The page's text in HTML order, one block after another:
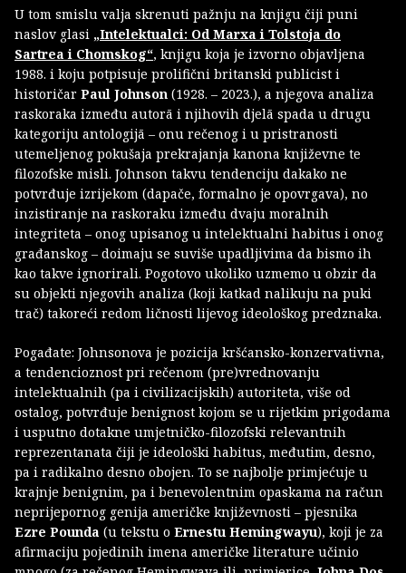
U tom smislu valja skrenuti pažnju na knjigu čiji puni
naslov glasi „Intelektualci: Od Marxa i Tolstoja do
Sartrea i Chomskog“, knjigu koja je izvorno objavljena
1988. i koju potpisuje prolifični britanski publicist i
historičar Paul Johnson (1928. – 2023.), a njegova analiza
raskoraka između autorā i njihovih djelā spada u drugu
kategoriju antologijā – onu rečenog i u pristranosti
utemeljenog pokušaja prekrajanja kanona književne te
filozofske misli. Johnson takvu tendenciju dakako ne
potvrđuje izrijekom (dapače, formalno je opovrgava), no
inzistiranje na raskoraku između dvaju moralnih
integriteta – onog upisanog u intelektualni habitus i onog
građanskog – doimaju se suviše upadljivima da bismo ih
kao takve ignorirali. Pogotovo ukoliko uzmemo u obzir da
su objekti njegovih analiza (koji katkad nalikuju na puki
trač) takoreći redom ličnosti lijevog ideološkog predznaka.
Pogađate: Johnsonova je pozicija kršćansko-konzervativna,
a tendencioznost pri rečenom (pre)vrednovanju
intelektualnih (pa i civilizacijskih) autoriteta, više od
ostalog, potvrđuje benignost kojom se u rijetkim prigodama
i usputno dotakne umjetničko-filozofski relevantnih
reprezentanata čiji je ideološki habitus, međutim, desno,
pa i radikalno desno obojen. To se najbolje primjećuje u
krajnje benignim, pa i benevolentnim opaskama na račun
neprijepornog genija američke književnosti – pjesnika
Ezre Pounda (u tekstu o Ernestu Hemingwayu), koji je za
afirmaciju pojedinih imena američke literature učinio